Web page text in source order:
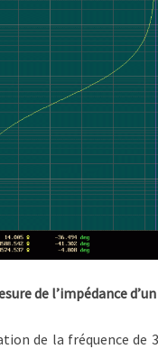
de l’impédance
de la fréquence de